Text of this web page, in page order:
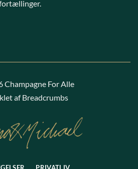
Champagne For Alle
af Breadcrumbs